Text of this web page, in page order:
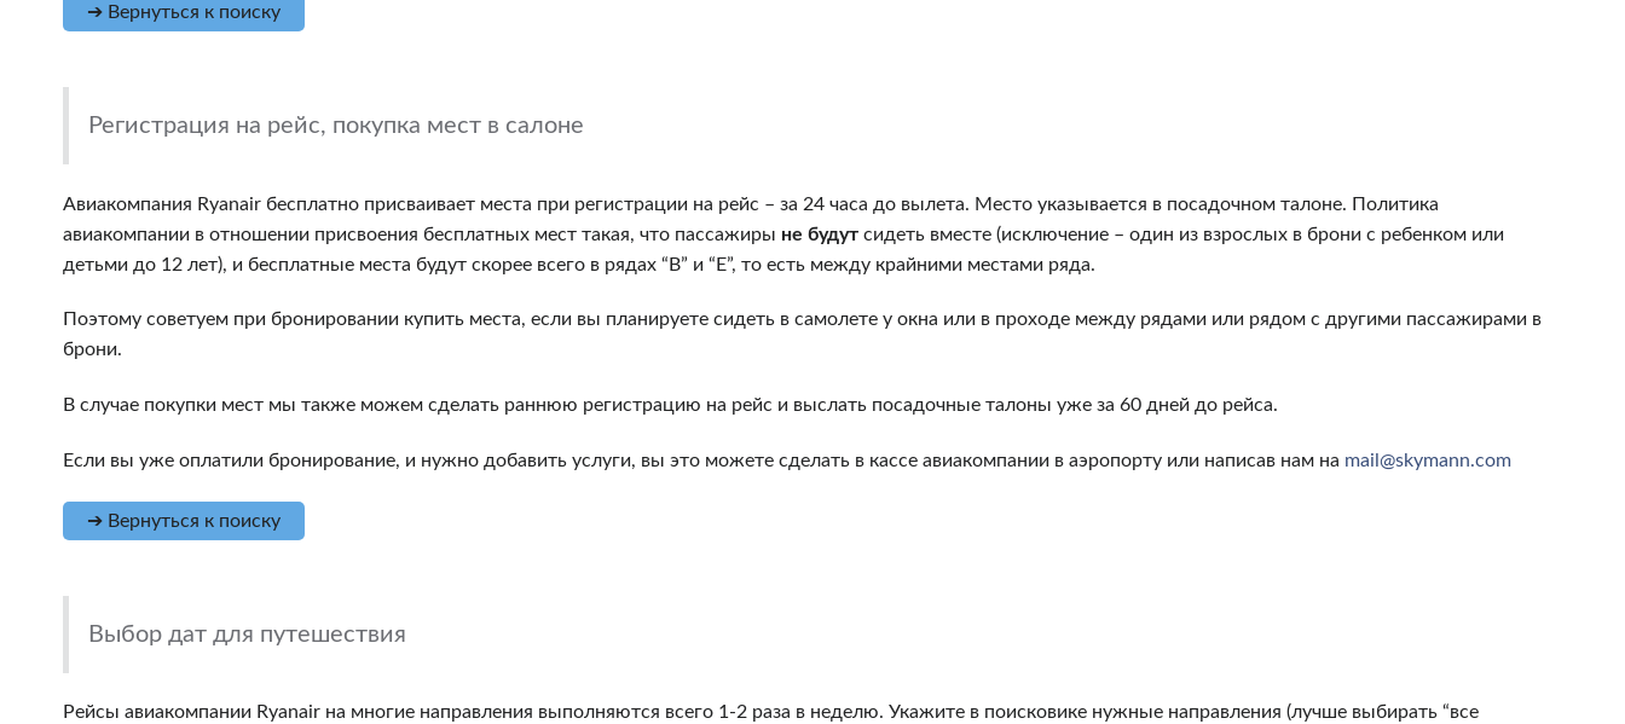
➔ Вернуться к поиску
Регистрация на рейс, покупка мест в салоне
Авиакомпания Ryanair бесплатно присваивает места при регистрации на рейс – за 24 часа до вылета. Место указывается в посадочном талоне. Политика
авиакомпании в отношении присвоения бесплатных мест такая, что пассажиры не будут сидеть вместе (исключение – один из взрослых в брони с ребенком или
детьми до 12 лет), и бесплатные места будут скорее всего в рядах “B” и “E”, то есть между крайними местами ряда.
Поэтому советуем при бронировании купить места, если вы планируете сидеть в самолете у окна или в проходе между рядами или рядом с другими пассажирами в
брони.
В случае покупки мест мы также можем сделать раннюю регистрацию на рейс и выслать посадочные талоны уже за 60 дней до рейса.
Если вы уже оплатили бронирование, и нужно добавить услуги, вы это можете сделать в кассе авиакомпании в аэропорту или написав нам на mail@skymann.com
➔ Вернуться к поиску
Выбор дат для путешествия
Рейсы авиакомпании Ryanair на многие направления выполняются всего 1-2 раза в неделю. Укажите в поисковике нужные направления (лучше выбирать “все